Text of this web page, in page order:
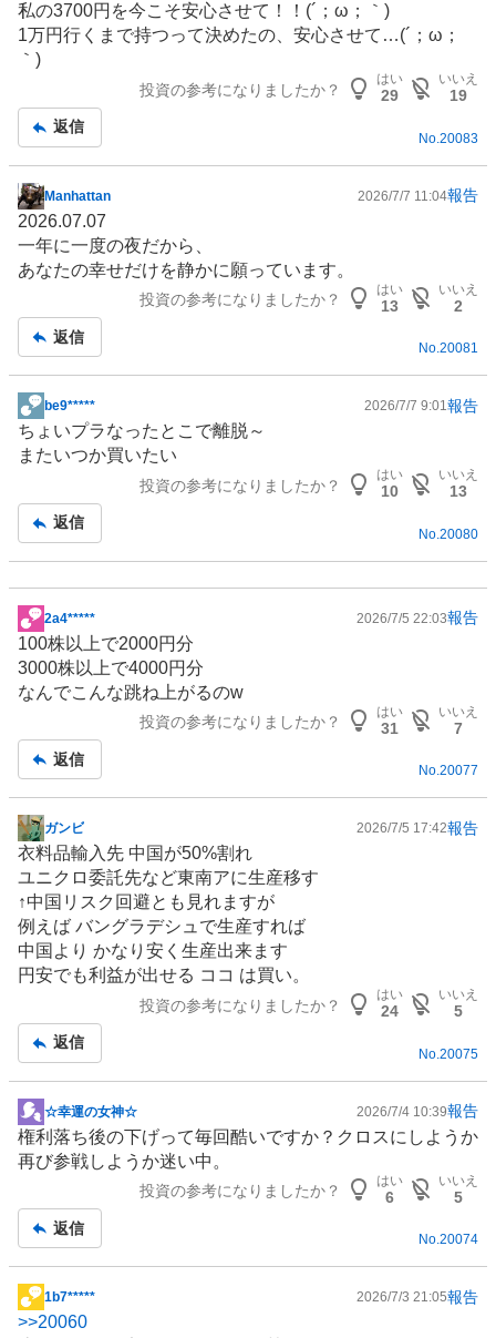
示
板
私の3700円を今こそ安心させて！！(´；ω；｀)
1万円行くまで持つって決めたの、安心させて…(´；ω；
｀)
投資の参考になりましたか？
はい
29
いいえ
19
返信
No. 20083
掲
示
記
Manhattan 2026/7/7 11:04報告
2026.07.07
一年に一度の夜だから、
あなたの幸せだけを静かに願っています。
投資の参考になりましたか？
はい
13
いいえ
2
返信
No.20081
掲
示
板
be9***** 2026/7/7 9:01報告
ちょいプラなったとこで離脱～
またいつか買いたい
投資の参考になりましたか？
はい
10
いいえ
13
返信
No. 20080
掲
示
板
記
2a4***** 2026/7/5 22:03報告
100株以上で2000円分
3000株以上で4000円分
なんでこんな跳ね上がるのw
投資の参考になりましたか？
はい
31
いいえ
7
返信
No.20077
掲
示
板
記
事
ガンビ 2026/7/5 17:42報告
衣料品輸入先 中国 が50%割れ
ユニクロ委託先など東南アに生産移す
↑中国リスク回避とも見れますが
例えば バングラデシュで生産すれば
中国より かなり安く生産出来ます
円安でも利益が出せる ココ は買い。
投資の参考になりましたか？
はい
24
いいえ
5
返信
No. 20075
掲
示
板
☆幸運の女神☆ 2026/7/4 10:39報告
権利落ち後の下げって毎回酷いですか？クロスにしようか
再び参戦しようか迷い中。
投資の参考になりましたか？
はい
6
いいえ
5
返信
No.20074
掲
示
1b7***** 2026/7/3 21:05報告
>>20060